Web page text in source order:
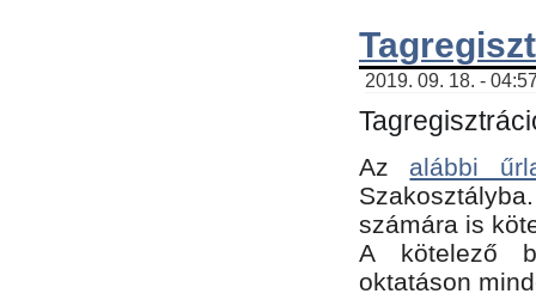
2019. 09. 18. -
Az alábbi
számára is
​A kötelező
oktatáson